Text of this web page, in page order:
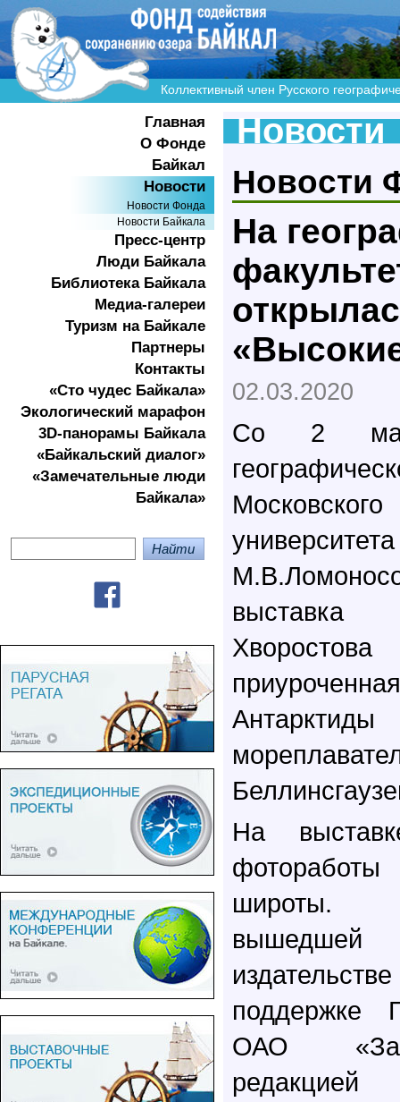
Коллективный член Русского
Главная
О Фонде
Байкал
Новости
Новости Фонда
Новости Байкала
Пресс-центр
Люди Байкала
Библиотека Байкала
Медиа-галереи
Туризм на Байкале
Партнеры
Контакты
«Сто чудес Байкала»
Экологичеcкий марафон
3D-панорамы Байкала
«Байкальский диалог»
«Замечательные люди
Байкала»
Новости
Новости
На
02.03.2020
Со 2
На
широты.
ОАО